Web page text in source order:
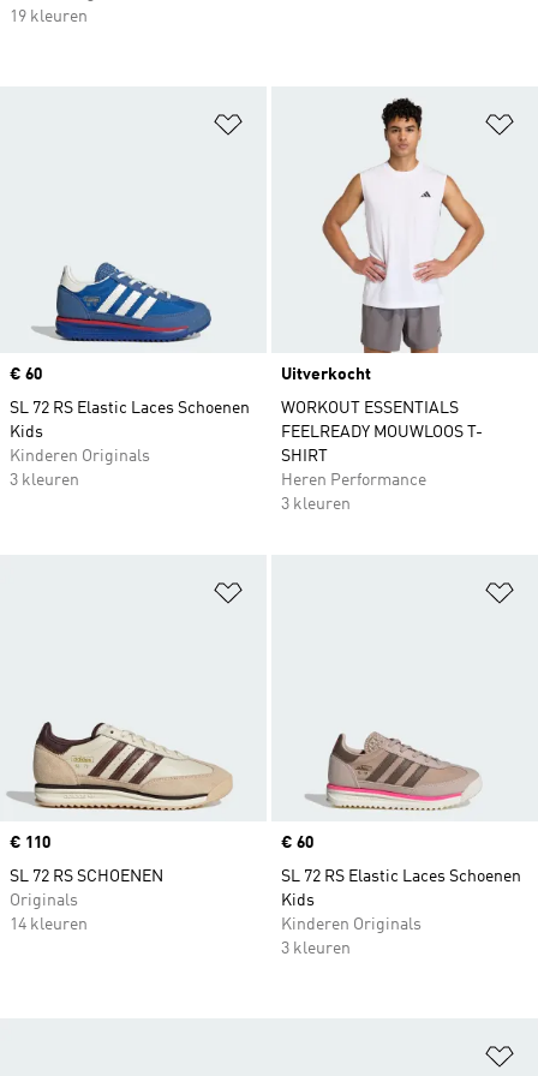
Op verlanglijst zetten
Price
€ 60
SL 72 RS Elastic Laces Schoenen
Kids
Kinderen Originals
3 kleuren
Uitverkocht
WORKOUT ESSENTIALS
FEELREADY MOUWLOOS T-
SHIRT
Heren Performance
3 kleuren
Price
€ 110
SL 72 RS SCHOENEN
Originals
14 kleuren
Price
€ 60
SL 72 RS Elastic Laces Schoenen
Kids
Kinderen Originals
3 kleuren
19 kleuren